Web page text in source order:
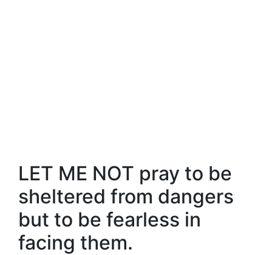
LET ME NOT pray to be
sheltered from dangers
but to be fearless in
facing them.